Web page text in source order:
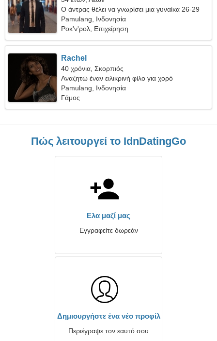
Ο άντρας θέλει να γνωρίσει μια γυναίκα 26-29
Pamulang, Ινδονησία
Ροκ'ν'ρολ, Επιχείρηση
Rachel
40 χρόνια, Σκορπιός
Αναζητώ έναν ειλικρινή φίλο για χορό
Pamulang, Ινδονησία
Γάμος
Πώς λειτουργεί το IdnDatingGo
Ελα μαζί μας
Εγγραφείτε δωρεάν
Δημιουργήστε ένα νέο προφίλ
Περιέγραψε τον εαυτό σου